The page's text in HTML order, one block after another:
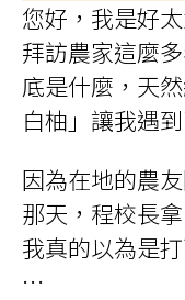
您好，我是好
拜訪農家這麼
底是什麼，天
白柚」讓我遇到
因為在地的農
那天，程校長
我真的以為是
…